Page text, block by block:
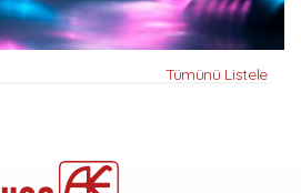
Tümünü Listele